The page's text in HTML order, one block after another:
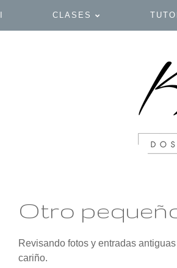
CLASES
Otro
Revisando fotos y entradas
cariño.